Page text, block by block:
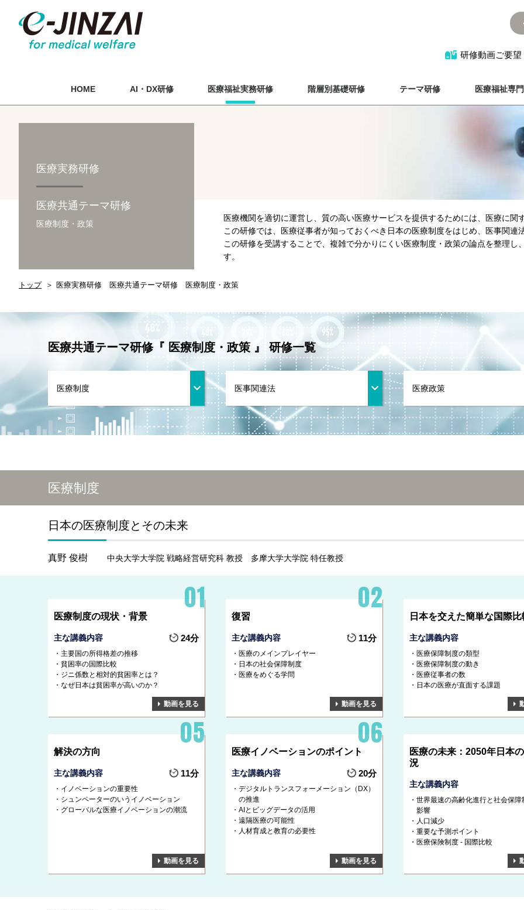
研修動画ご要望
HOME AI・DX研修 医療福祉実務研修 階層別基礎研修 テーマ研修 医療福祉専
医療実務研修
医療共通テーマ研修
医療制度・政策
医療機関を適切に運営し、質の高い医療サービスを提供するためには、医療に
この研修では、医療従事者が知っておくべき日本の医療制度をはじめ、医事関
この研修を受講することで、複雑で分かりにくい医療制度・政策の論点を整理
す。
トップ 医療実務研修 医療共通テーマ研修 医療制度・政策
医療共通テーマ研修『 医療制度・政策 』 研修一覧
医療制度 医事関連法 医療政策
医療制度
日本の医療制度とその未来
真野 俊樹 中央大学大学院 戦略経営研究科 教授 多摩大学大学院 特任教授
医療制度の現状・背景
主な講義内容 24分
主要国の所得格差の推移
貧困率の国際比較
ジニ係数と相対的貧困率とは？
なぜ日本は貧困率が高いのか？
動画を見る
復習
主な講義内容 11分
医療のメインプレイヤー
日本の社会保障制度
医療をめぐる学問
動画を見る
日本を交えた簡単な国際比
主な講義内容
医療保障制度の類型
医療保障制度の動き
医療従事者の数
日本の医療が直面する課題
解決の方向
主な講義内容 11分
イノベーションの重要性
シュンペーターのいうイノベーション
グローバルな医療イノベーションの潮流
動画を見る
医療イノベーションのポイント
主な講義内容 20分
デジタルトランスフォーメーション（DX）
の推進
AIとビッグデータの活用
遠隔医療の可能性
人材育成と教育の必要性
動画を見る
医療の未来：2050年日本
況
主な講義内容
世界最速の高齢化進行と社会保障
影響
人口減少
重要な予測ポイント
医療保険制度 - 国際比較